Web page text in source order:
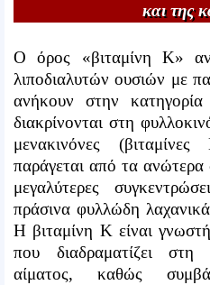
και της
Ο όρος «βιταμίνη Κ»
λιποδιαλυτών ουσιών με
ανήκουν στην
διακρίνονται στη
μενακινόνες
παράγεται από τα
μεγαλύτερες
πράσινα φυλλώδη
Η βιταμίνη Κ είναι
που διαδραματίζει
αίματος, καθώς